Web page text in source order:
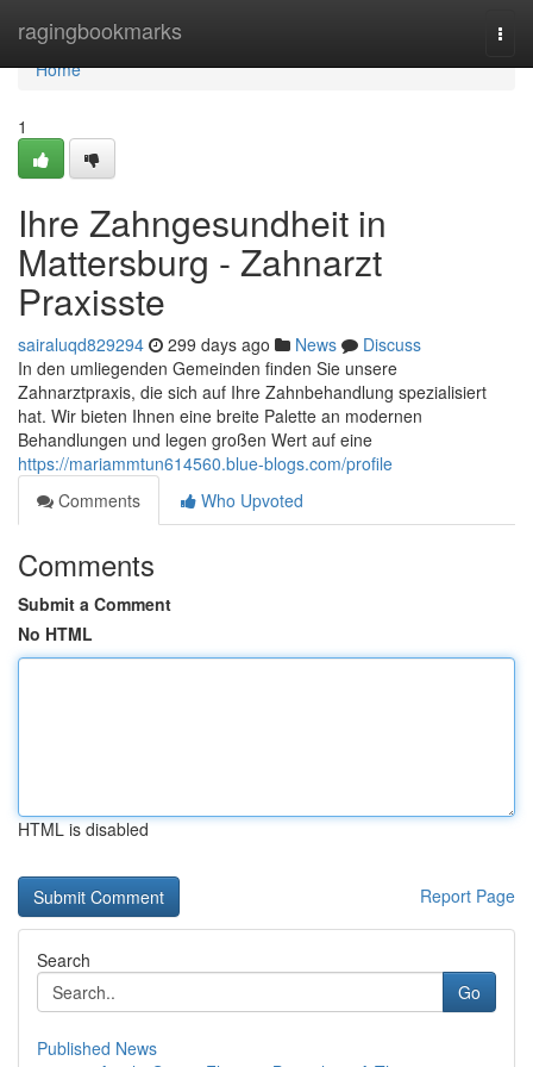
ragingbookmarks
Home
Home
1
Ihre Zahngesundheit in
Mattersburg - Zahnarzt
Praxisste
sairaluqd829294 299 days ago News
Discuss
In den umliegenden Gemeinden finden Sie unsere
Zahnarztpraxis, die sich auf Ihre Zahnbehandlung spezialisiert
hat. Wir bieten Ihnen eine breite Palette an modernen
Behandlungen und legen großen Wert auf eine
https://mariammtun614560.blue-blogs.com/profile
Comments
Who Upvoted
Comments
Submit a Comment
No HTML
HTML is disabled
Report Page
Search
Go
Published News